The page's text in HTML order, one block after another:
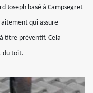
Joseph basé à Campsegret
qui assure
titre préventif. Cela
du toit.